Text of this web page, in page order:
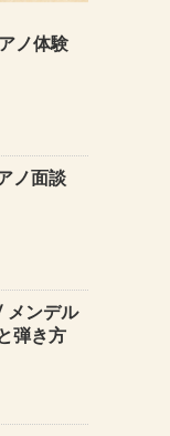
ノ体験
ノ面談
メンデル
弾き方